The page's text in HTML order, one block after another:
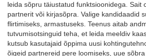
leida sõpru täiustatud funktsioonidega. Sait
partnerit või kirjasõpra. Valige kandidaadid
flirtimiseks, armastuseks. Teenus aitab
tutvumisotsinguid teha, et leida meeldiv
kutsub kasutajaid õppima uusi
õigeid partnereid pere loomiseks, uue